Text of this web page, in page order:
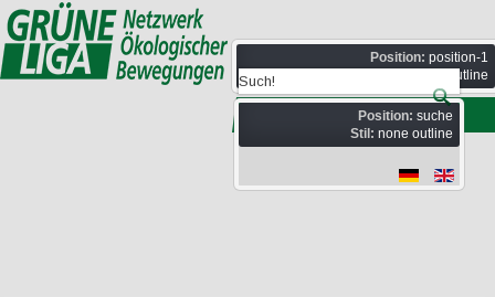
Position: position-1
none outline
Position: suche
Stil: none outline